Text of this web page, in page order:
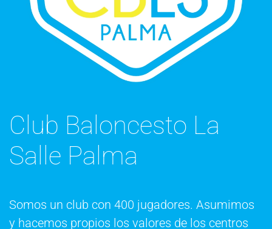
Club Baloncesto La
Salle Palma
Somos un club con 400 jugadores. Asumimos
y hacemos propios los valores de los centros